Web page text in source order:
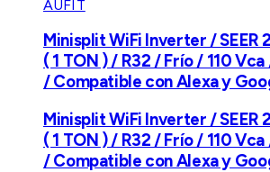
AUFIT
Minisplit WiFi Inverter / SEER
( 1 TON ) / R32 / Frío / 110
/ Compatible con Alexa y
Minisplit WiFi Inverter / SEER
( 1 TON ) / R32 / Frío / 110
/ Compatible con Alexa y